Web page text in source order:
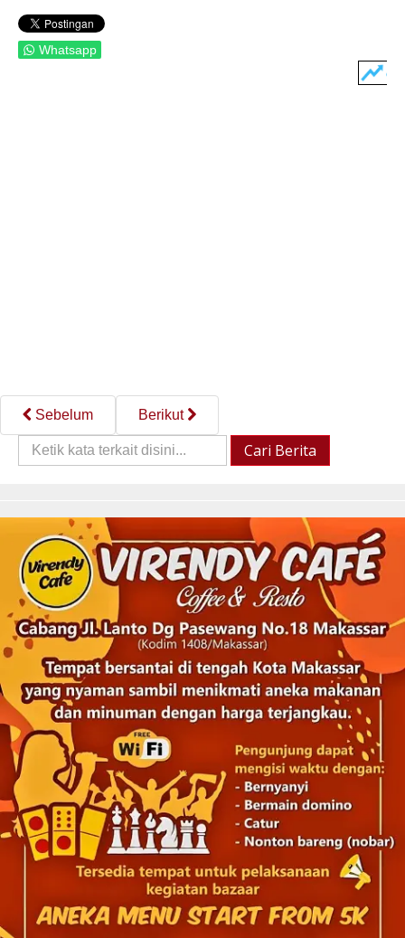
Whatsapp
Sebelum
Berikut
Cari
Berita::
Cari Berita